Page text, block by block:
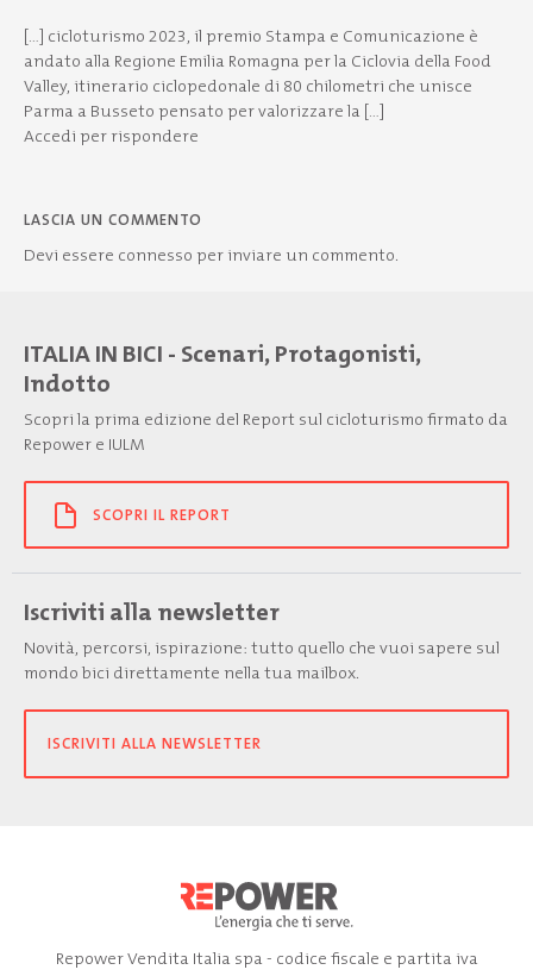
[…] cicloturismo 2023, il premio Stampa e Comunicazione è
andato alla Regione Emilia Romagna per la Ciclovia della Food
Valley, itinerario ciclopedonale di 80 chilometri che unisce
Parma a Busseto pensato per valorizzare la […]
Accedi per rispondere
LASCIA UN COMMENTO
Devi essere connesso per inviare un commento.
ITALIA IN BICI - Scenari, Protagonisti,
Indotto
Scopri la prima edizione del Report sul cicloturismo firmato da
Repower e IULM
SCOPRI IL REPORT
Iscriviti alla newsletter
Novità, percorsi, ispirazione: tutto quello che vuoi sapere sul
mondo bici direttamente nella tua mailbox.
ISCRIVITI ALLA NEWSLETTER
Repower Vendita Italia spa - codice fiscale e partita iva